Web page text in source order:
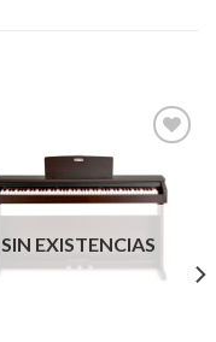
Añadir
a la
lista de
deseos
SIN EXISTENCIAS